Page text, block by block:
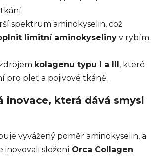
spektrum aminokyselin, což
limitní aminokyseliny v rybím
kolagenu typu I a III, které
pro pleť a pojivové tkáně.
inovace, která dává smysl
vyvážený poměr aminokyselin, a
inovovali složení Orca Collagen.